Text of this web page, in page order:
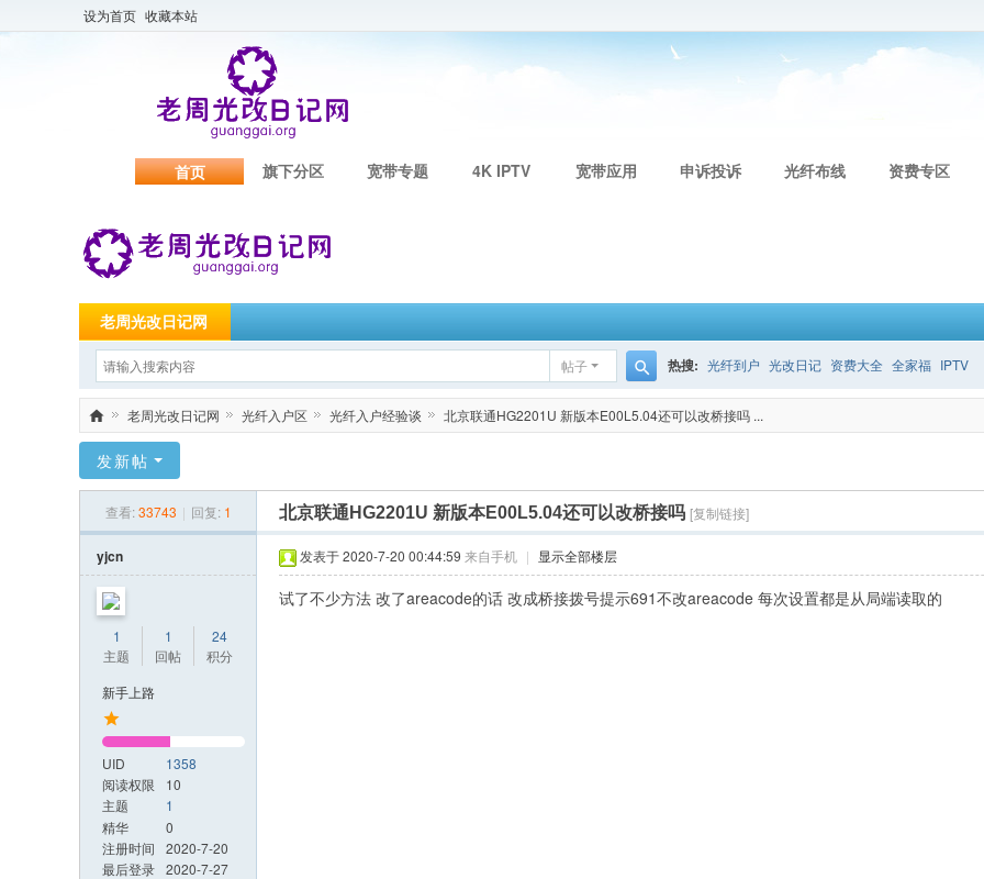
设为首页 收藏本站
首页 旗下分区 宽带专题 4K IPTV 宽带应用 申诉投诉 光纤布线 资费专区
老周光改日记网
帖子
搜
索
热搜: 光纤到户 光改日记 资费大全 全家福 IPTV
周
日
记
»
老周光改日记网
›
光纤入户区
›
光纤入户经验谈
›
北京联通HG2201U 新版本E00L5.04还可以改桥接吗 ...
发新帖
查看: 33743 | 回复: 1 北京联通HG2201U 新版本E00L5.04还可以改桥接吗 [复制链接]
yjcn
1
主题
1
回帖
24
积分
新手上路
UID
1358
阅读权限
10
主题
1
精华
0
注册时间
2020-7-20
最后登录 2020-7-27
发表于 2020-7-20 00:44:59 来自手机 | 显示全部楼层
试了不少方法 改了areacode的话 改成桥接拨号提示691不改areacode 每次设置都是从局端读取的